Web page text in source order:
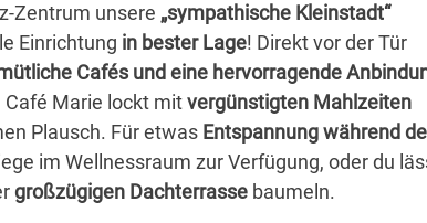
Zentrum unsere „sympathische Kleinstadt“
Einrichtung in bester Lage! Direkt vor der Tür
Cafés und eine hervorragende
Café Marie lockt mitvergünstigten Mahlzeiten
Plausch. Für etwas Entspannung während
im Wellnessraum zur Verfügung, oder du
großzügigen Dachterrasse baumeln.